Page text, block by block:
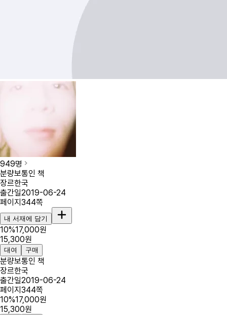
949명
분량보통인 책
장르한국
출간일2019-06-24
페이지 344쪽
내 서재에 담기
10%17,000원
15,300원
대여 구매
분량보통인 책
장르한국
출간일2019-06-24
페이지 344쪽
10%17,000원
15,300원